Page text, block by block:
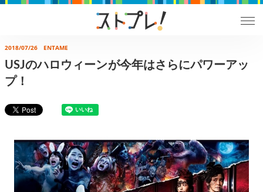
2018/07/26 ENTAME
USJのハロウィーンが今年はさらにパワーアッ
プ！